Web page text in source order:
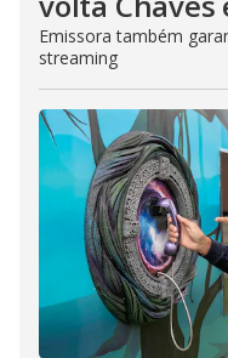
Emissora também
streaming